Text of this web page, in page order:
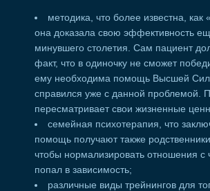
методика, что более известна, как
она доказала свою эффективность
минувшего столетия. Сам пациент
факт, что в одиночку не сможет
ему необходима помощь Высшей
справился уже с данной проблемой.
пересматривает свои жизненные
семейная психотерапия, что
помощь получают также родственники
чтобы нормализировать отношения с
попал в зависимость;
различные виды трейнингов для